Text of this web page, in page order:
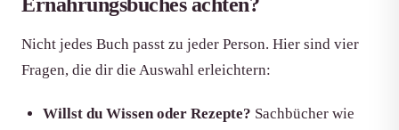
Nicht jedes Buch passt zu jeder Person. Hier sind vier
Fragen, die dir die Auswahl erleichtern:
Willst du Wissen oder Rezepte? Sachbücher wie